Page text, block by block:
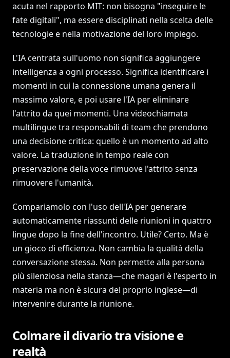
acuta nel rapporto MIT: non bisogna "inseguire le
fate digitali", ma essere disciplinati nella scelta delle
tecnologie e nella motivazione del loro impiego.
L'IA centrata sull'uomo non significa aggiungere
intelligenza a ogni processo. Significa identificare i
momenti in cui la connessione umana genera il
massimo valore, e poi usare l'IA per eliminare
l'attrito da quei momenti. Una videochiamata
multilingue tra responsabili di team che prendono
una decisione critica: quello è un momento ad alto
valore. La traduzione in tempo reale con
preservazione della voce rimuove l'attrito senza
rimuovere l'umanità.
Compariamolo con l'uso dell'IA per generare
automaticamente riassunti delle riunioni in quattro
lingue dopo la fine dell'incontro. Utile? Certo. Ma è
un gioco di efficienza. Non cambia la qualità della
conversazione stessa. Non permette alla persona
più silenziosa nella stanza—che magari è l'esperto in
materia ma non è sicura del proprio inglese—di
intervenire durante la riunione.
Colmare il divario tra visione e
realtà